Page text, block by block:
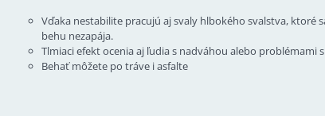
Vďaka nestabilite pracujú aj svaly hlbokého svalstva, ktoré
behu nezapája.
Tlmiaci efekt ocenia aj ľudia s nadváhou alebo problémami
Behať môžete po tráve i asfalte